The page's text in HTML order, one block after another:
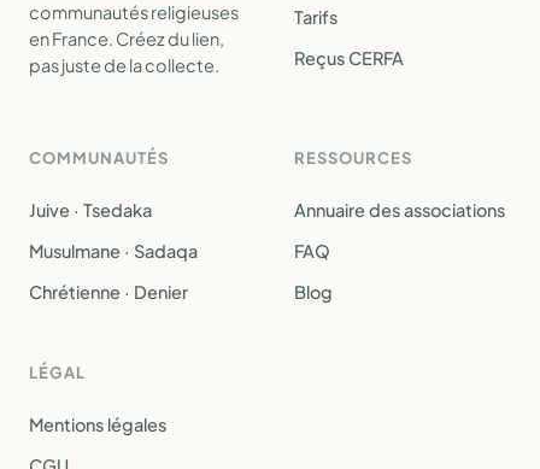
communautés religieuses
en France. Créez du lien,
pas juste de la collecte.
Tarifs
Reçus CERFA
COMMUNAUTÉS
Juive · Tsedaka
Musulmane · Sadaqa
Chrétienne · Denier
RESSOURCES
Annuaire des associations
FAQ
Blog
LÉGAL
Mentions légales